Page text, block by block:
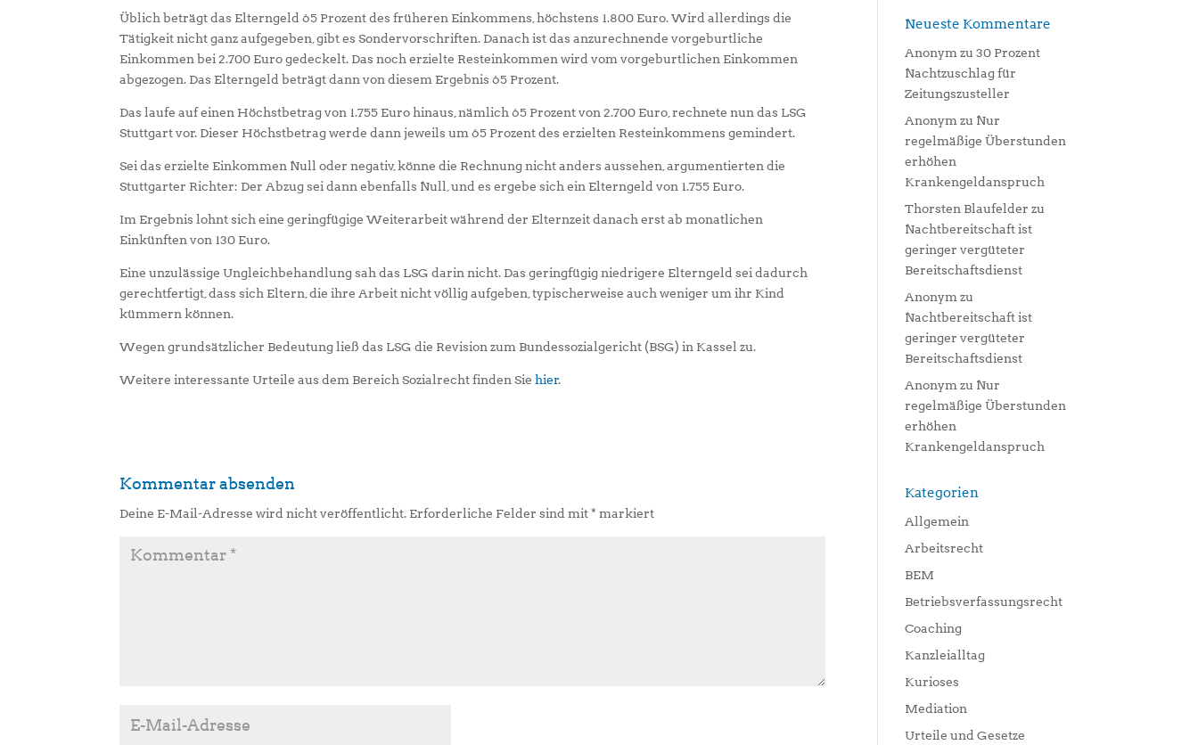
Üblich beträgt das Elterngeld 65 Prozent des früheren Einkommens, höchstens 1.800 Euro. Wird allerdings die
Tätigkeit nicht ganz aufgegeben, gibt es Sondervorschriften. Danach ist das anzurechnende vorgeburtliche
Einkommen bei 2.700 Euro gedeckelt. Das noch erzielte Resteinkommen wird vom vorgeburtlichen Einkommen
abgezogen. Das Elterngeld beträgt dann von diesem Ergebnis 65 Prozent.
Das laufe auf einen Höchstbetrag von 1.755 Euro hinaus, nämlich 65 Prozent von 2.700 Euro, rechnete nun das LSG
Stuttgart vor. Dieser Höchstbetrag werde dann jeweils um 65 Prozent des erzielten Resteinkommens gemindert.
Sei das erzielte Einkommen Null oder negativ, könne die Rechnung nicht anders aussehen, argumentierten die
Stuttgarter Richter: Der Abzug sei dann ebenfalls Null, und es ergebe sich ein Elterngeld von 1.755 Euro.
Im Ergebnis lohnt sich eine geringfügige Weiterarbeit während der Elternzeit danach erst ab monatlichen
Einkünften von 130 Euro.
Eine unzulässige Ungleichbehandlung sah das LSG darin nicht. Das geringfügig niedrigere Elterngeld sei dadurch
gerechtfertigt, dass sich Eltern, die ihre Arbeit nicht völlig aufgeben, typischerweise auch weniger um ihr Kind
kümmern können.
Wegen grundsätzlicher Bedeutung ließ das LSG die Revision zum Bundessozialgericht (BSG) in Kassel zu.
Weitere interessante Urteile aus dem Bereich Sozialrecht finden Siehier.
Kommentar absenden
Deine E-Mail-Adresse wird nicht veröffentlicht. Erforderliche Felder sind mit* markiert
Neueste Kommentare
Anonym zu30 Prozent
Nachtzuschlag für
Zeitungszusteller
Anonym zu Nur
regelmäßige Überstunden
erhöhen
Krankengeldanspruch
Thorsten Blaufelder zu
Nachtbereitschaft ist
geringer vergüteter
Bereitschaftsdienst
Anonym zu
Nachtbereitschaft ist
geringer vergüteter
Bereitschaftsdienst
Anonym zu Nur
regelmäßige Überstunden
erhöhen
Krankengeldanspruch
Kategorien
Allgemein
Arbeitsrecht
BEM
Betriebsverfassungsrecht
Coaching
Kanzleialltag
Kurioses
Mediation
Urteile und Gesetze